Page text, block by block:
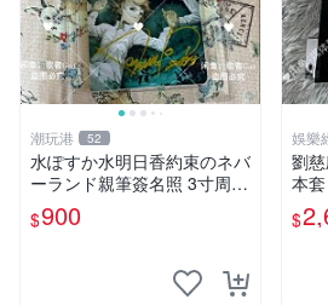
潮玩港 52
水ぽすか水明日香約束のネバ
ーランド親筆簽名照 3寸周邊
照片 面簽正品 簽名照周邊
$900
娛樂
劉
本
收
$